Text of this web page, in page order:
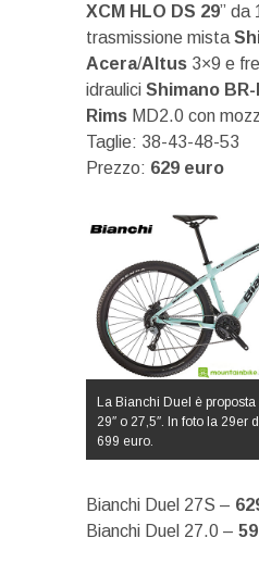
XCM HLO DS 29” da
trasmissione mista
Acera/Altus 3×9 e
idraulici Shimano
Rims MD2.0 con
Taglie: 38-43-48-53
Prezzo: 629 euro
La Bianchi Duel è
29″ o 27,5″. In foto la 29er
699 euro.
Bianchi Duel 27S –
Bianchi Duel 27.0 –